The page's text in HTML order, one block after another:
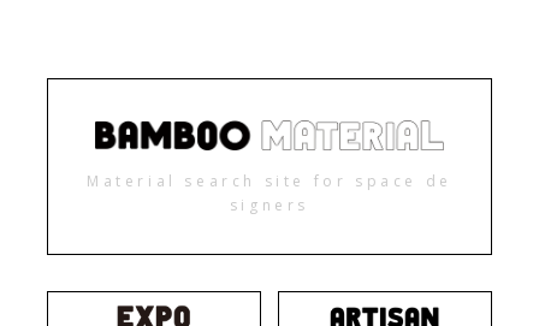
Material search site for space de
signers